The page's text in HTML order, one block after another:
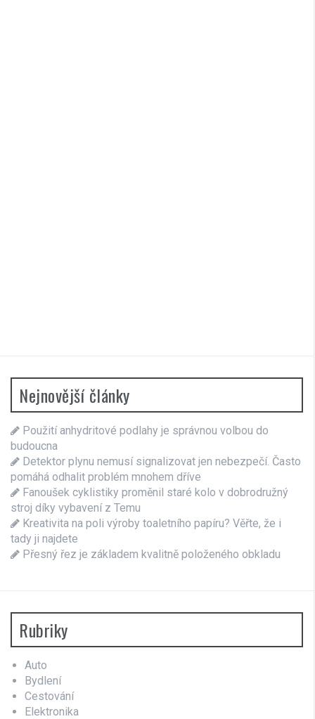
Nejnovější články
Použití anhydritové podlahy je správnou volbou do
budoucna
Detektor plynu nemusí signalizovat jen nebezpečí. Často
pomáhá odhalit problém mnohem dříve
Fanoušek cyklistiky proměnil staré kolo v dobrodružný
stroj díky vybavení z Temu
Kreativita na poli výroby toaletního papíru? Věřte, že i
tady ji najdete
Přesný řez je základem kvalitně položeného obkladu
Rubriky
Auto
Bydlení
Cestování
Elektronika